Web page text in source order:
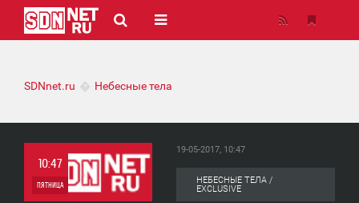
SDNnet.ru Небесные тела
10:47
ПЯТНИЦА
19-05-2017, 10:47
НЕБЕСНЫЕ ТЕЛА /
EXCLUSIVE